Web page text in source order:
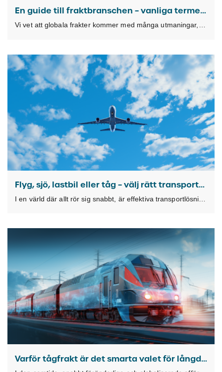
En guide till fraktbranschen – vanliga termer och förkortningar
Flyg, sjö, lastbil eller tåg – välj rätt transportmetod
Varför tågfrakt är det smarta valet för långdistansleveranser